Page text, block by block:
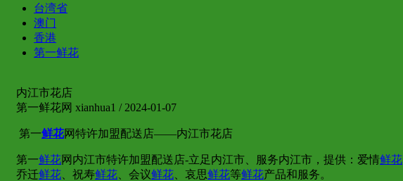
台湾省
澳门
香港
第一鲜花
内江市花店
第一鲜花网 xianhua1 / 2024-01-07
第一鲜花网特许加盟配送店——内江市花店
第一鲜花网内江市特许加盟配送店-立足内江市、服务内江市，提供：爱情鲜花
乔迁鲜花 、祝寿鲜花 、会议鲜花 、哀思鲜花等鲜花产品和服务。